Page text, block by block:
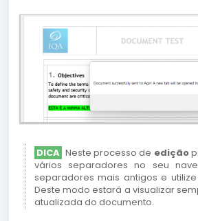
DICA Neste processo de edição
vários separadores no seu
separadores mais antigos e
Deste modo estará a visualizar
atualizada do documento.